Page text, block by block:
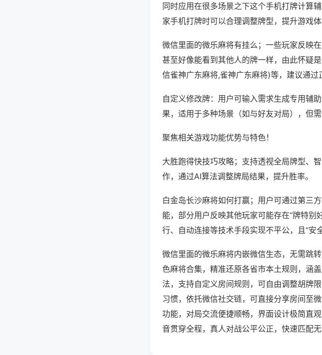
同时应用在很多场景之下这个手机打牌计算
家手机打牌时可以合理调整牌型，提升游戏
微信里面的微乐麻将有挂么；一些玩家反映
甚至好像能看到其他人的牌一样，由此怀疑
信雀神广东麻将,雀神广东麻将)等，建议通过
自定义修改牌：用户可输入需求生成专用辅
果，适用于多种场景（如与好友对局），但
聚焦相关游戏功能优势与特色！
大胜跑得快技巧攻略；支持透视全局牌型、
作，通过AI算法调整牌局结果，提升胜率。
白金岛长沙麻将如何打赢；用户可通过第三
能，部分用户反映其他玩家可能存在“牌特别
行、自动连接等技术手段实现不平公，且“安全
微信里面的微乐麻将内嵌微信生态，无需跳
色麻将合集，精准还原各省市本土规则，涵
法，支持自定义房间规则，可自由调整胡牌
习惯，依托微信社交链，可直接分享房间至
功能，对局交流便捷顺畅，界面设计极简直
音贯穿全程，真人对战公平公正，快速匹配